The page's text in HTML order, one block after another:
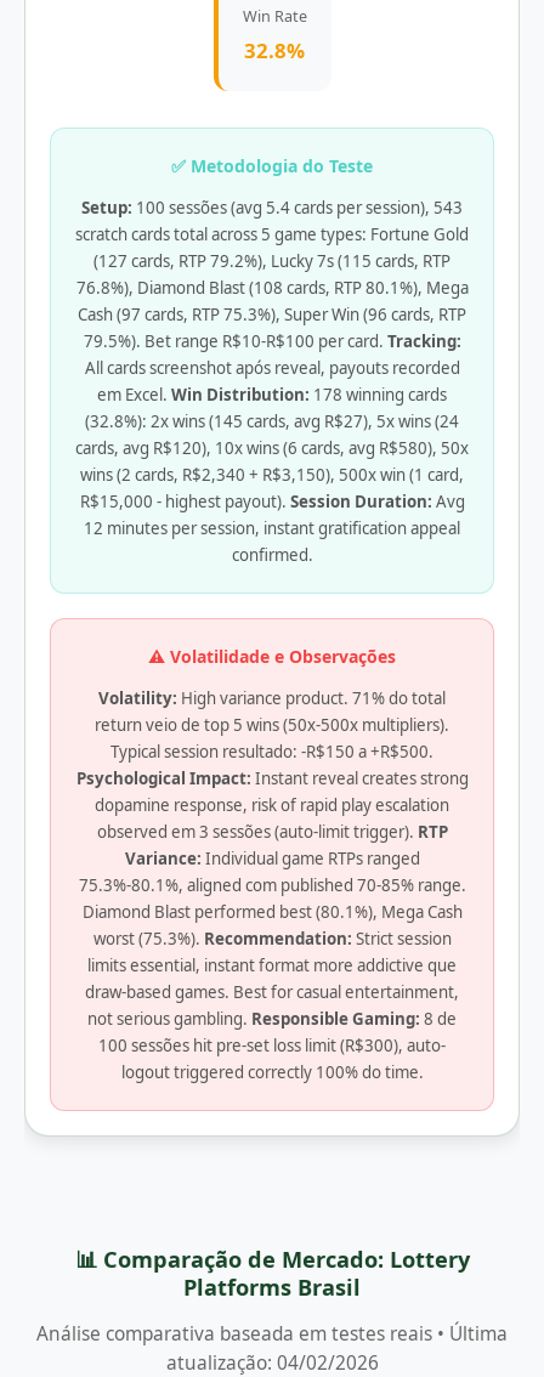
Win Rate
32.8%
✅ Metodologia do Teste
Setup: 100 sessões (avg 5.4 cards per session), 543
scratch cards total across 5 game types: Fortune Gold
(127 cards, RTP 79.2%), Lucky 7s (115 cards, RTP
76.8%), Diamond Blast (108 cards, RTP 80.1%), Mega
Cash (97 cards, RTP 75.3%), Super Win (96 cards, RTP
79.5%). Bet range R$10-R$100 per card. Tracking:
All cards screenshot após reveal, payouts recorded
em Excel. Win Distribution: 178 winning cards
(32.8%): 2x wins (145 cards, avg R$27), 5x wins (24
cards, avg R$120), 10x wins (6 cards, avg R$580), 50x
wins (2 cards, R$2,340 + R$3,150), 500x win (1 card,
R$15,000 - highest payout). Session Duration: Avg
12 minutes per session, instant gratification appeal
confirmed.
⚠️ Volatilidade e Observações
Volatility: High variance product. 71% do total
return veio de top 5 wins (50x-500x multipliers).
Typical session resultado: -R$150 a +R$500.
Psychological Impact: Instant reveal creates strong
dopamine response, risk of rapid play escalation
observed em 3 sessões (auto-limit trigger). RTP
Variance: Individual game RTPs ranged
75.3%-80.1%, aligned com published 70-85% range.
Diamond Blast performed best (80.1%), Mega Cash
worst (75.3%). Recommendation: Strict session
limits essential, instant format more addictive que
draw-based games. Best for casual entertainment,
not serious gambling. Responsible Gaming: 8 de
100 sessões hit pre-set loss limit (R$300), auto-
logout triggered correctly 100% do time.
📊 Comparação de Mercado: Lottery
Platforms Brasil
Análise comparativa baseada em testes reais • Última
atualização: 04/02/2026